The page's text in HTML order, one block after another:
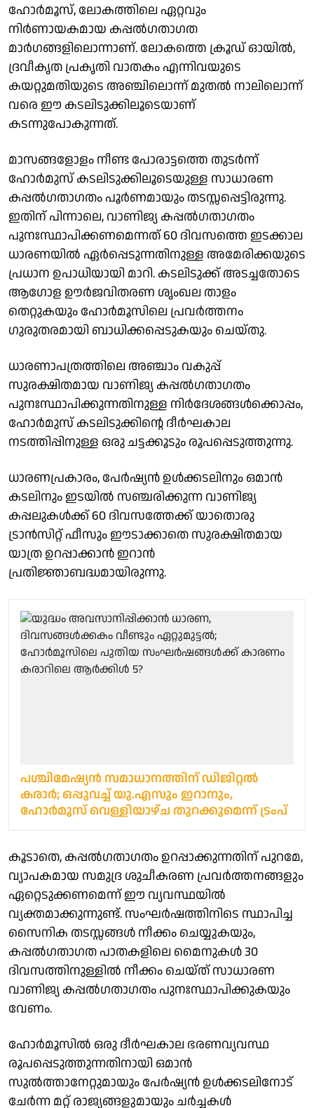
ഹോർമൂസ്, ലോകത്തിലെ ഏറ്റവും
നിർണായകമായ കപ്പൽഗതാഗത
മാർഗങ്ങളിലൊന്നാണ്. ലോകത്തെ ക്രൂഡ് ഓയിൽ,
ദ്രവീകൃത പ്രകൃതി വാതകം എന്നിവയുടെ
കയറ്റുമതിയുടെ അഞ്ചിലൊന്ന് മുതൽ നാലിലൊന്ന്
വരെ ഈ കടലിടുക്കിലൂടെയാണ്
കടന്നുപോകുന്നത്.
മാസങ്ങളോളം നീണ്ട പോരാട്ടത്തെ തുടർന്ന്
ഹോർമുസ് കടലിടുക്കിലൂടെയുള്ള സാധാരണ
കപ്പൽഗതാഗതം പൂർണമായും തടസ്സപ്പെട്ടിരുന്നു.
ഇതിന് പിന്നാലെ, വാണിജ്യ കപ്പൽഗതാഗതം
പുനഃസ്ഥാപിക്കണമെന്നത് 60 ദിവസത്തെ ഇടക്കാല
ധാരണയിൽ ഏർപ്പെടുന്നതിനുള്ള അമേരിക്കയുടെ
പ്രധാന ഉപാധിയായി മാറി. കടലിടുക്ക് അടച്ചതോടെ
ആഗോള ഊർജവിതരണ ശൃംഖല താളം
തെറ്റുകയും ഹോർമൂസിലെ പ്രവർത്തനം
ഗുരുതരമായി ബാധിക്കപ്പെടുകയും ചെയ്തു.
ധാരണാപത്രത്തിലെ അഞ്ചാം വകുപ്പ്
സുരക്ഷിതമായ വാണിജ്യ കപ്പൽഗതാഗതം
പുനഃസ്ഥാപിക്കുന്നതിനുള്ള നിർദേശങ്ങൾക്കൊപ്പം,
ഹോർമുസ് കടലിടുക്കിന്റെ ദീർഘകാല
നടത്തിപ്പിനുള്ള ഒരു ചട്ടക്കൂടും രൂപപ്പെടുത്തുന്നു.
ധാരണപ്രകാരം, പേർഷ്യൻ ഉൾക്കടലിനും ഒമാൻ
കടലിനും ഇടയിൽ സഞ്ചരിക്കുന്ന വാണിജ്യ
കപ്പലുകൾക്ക് 60 ദിവസത്തേക്ക് യാതൊരു
ട്രാൻസിറ്റ് ഫീസും ഈടാക്കാതെ സുരക്ഷിതമായ
യാത്ര ഉറപ്പാക്കാൻ ഇറാൻ
പ്രതിജ്ഞാബദ്ധമായിരുന്നു.
പശ്ചിമേഷ്യൻ സമാധാനത്തിന് ഡിജിറ്റൽ
കരാർ; ഒപ്പുവച്ച് യു.എസും ഇറാനും,
ഹോർമൂസ് വെള്ളിയാഴ്ച തുറക്കുമെന്ന് ട്രംപ്
കൂടാതെ, കപ്പൽഗതാഗതം ഉറപ്പാക്കുന്നതിന് പുറമേ,
വ്യാപകമായ സമുദ്ര ശുചീകരണ പ്രവർത്തനങ്ങളും
ഏറ്റെടുക്കണമെന്ന് ഈ വ്യവസ്ഥയിൽ
വ്യക്തമാക്കുന്നുണ്ട്. സംഘർഷത്തിനിടെ സ്ഥാപിച്ച
സൈനിക തടസ്സങ്ങൾ നീക്കം ചെയ്യുകയും,
കപ്പൽഗതാഗത പാതകളിലെ മൈനുകൾ 30
ദിവസത്തിനുള്ളിൽ നീക്കം ചെയ്ത് സാധാരണ
വാണിജ്യ കപ്പൽഗതാഗതം പുനഃസ്ഥാപിക്കുകയും
വേണം.
ഹോർമൂസിൽ ഒരു ദീർഘകാല ഭരണവ്യവസ്ഥ
രൂപപ്പെടുത്തുന്നതിനായി ഒമാൻ
സുൽത്താനേറ്റുമായും പേർഷ്യൻ ഉൾക്കടലിനോട്
ചേർന്ന മറ്റ് രാജ്യങ്ങളുമായും ചർച്ചകൾ